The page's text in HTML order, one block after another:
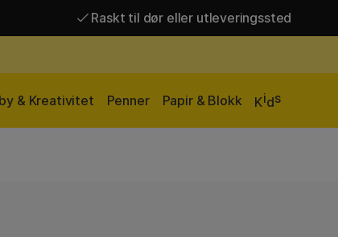
Raskt til dør eller utleveringssted
& Kreativitet Penner Papir & Blokk Kids